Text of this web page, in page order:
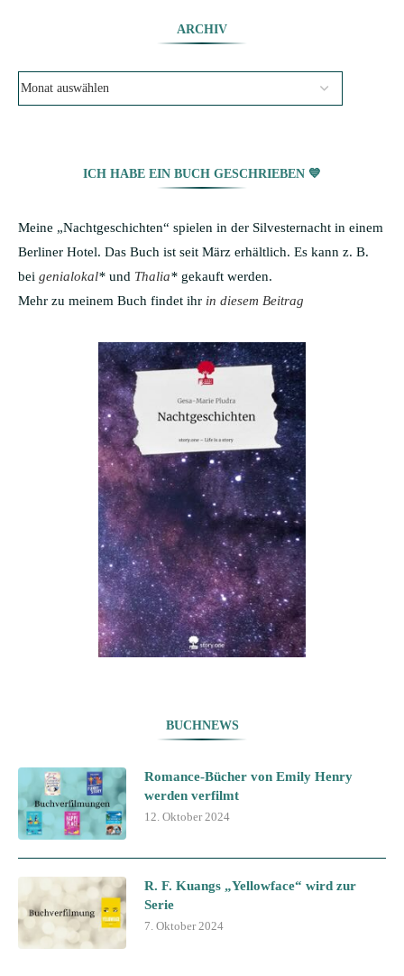
ARCHIV
ICH HABE EIN BUCH GESCHRIEBEN 💙
Meine „Nachtgeschichten“ spielen in der Silvesternacht in einem
Berliner Hotel. Das Buch ist seit März erhältlich. Es kann z. B.
bei genialokal* und Thalia* gekauft werden.
Mehr zu meinem Buch findet ihr in diesem Beitrag
BUCHNEWS
Romance-Bücher von Emily Henry
werden verfilmt
12. Oktober 2024
R. F. Kuangs „Yellowface“ wird zur
Serie
7. Oktober 2024